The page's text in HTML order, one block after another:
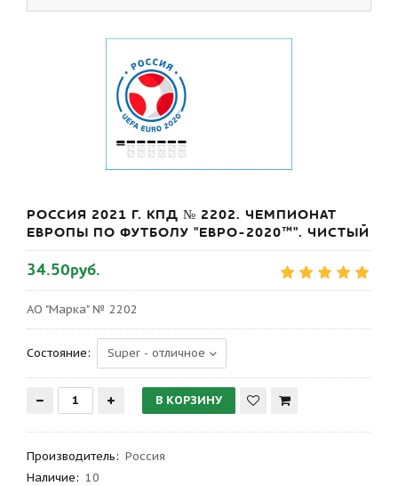
РОССИЯ 2021 Г. КПД № 2202. ЧЕМПИОНАТ
ЕВРОПЫ ПО ФУТБОЛУ "ЕВРО-2020™". ЧИСТЫЙ
34.50руб.
АО "Марка" № 2202
Состояние:
Производитель: Россия
Наличие: 10